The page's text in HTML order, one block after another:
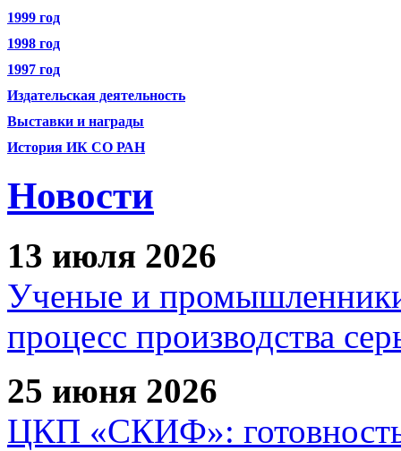
1999 год
1998 год
1997 год
Издательская деятельность
Выставки и награды
История ИК СО РАН
Новости
13 июля 2026
Ученые и
процесс производства
25 июня 2026
ЦКП «СКИФ»: готовность